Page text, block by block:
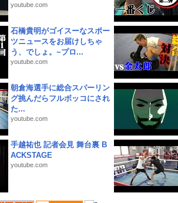
youtube.com
石橋貴明がゴイスーなスポー
ツニュースをお届けしちゃ
う、でしょ。~プロ...
youtube.com
朝倉海選手に総合スパーリン
グ挑んだらフルボッコにされ
た...
youtube.com
手越祐也 記者会見 舞台裏 B
ACKSTAGE
youtube.com